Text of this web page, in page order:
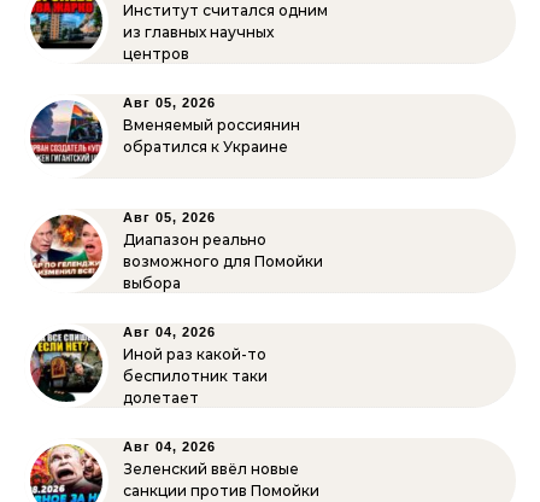
Институт считался одним
из главных научных
центров
Авг 05, 2026
Вменяемый россиянин
обратился к Украине
Авг 05, 2026
Диапазон реально
возможного для Помойки
выбора
Авг 04, 2026
Иной раз какой-то
беспилотник таки
долетает
Авг 04, 2026
Зеленский ввёл новые
санкции против Помойки